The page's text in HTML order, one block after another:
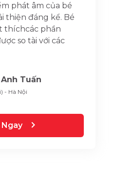
phát âm của bé
thiện đáng kể. Bé
thíchcác phần
so tài với các
Tuấn
- Hà Nội